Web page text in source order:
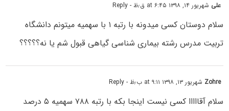
علی شهریور ۱۴, ۱۳۹۸ at ۶:۴۵ ق٫ظ - Reply
سلام دوستان کسی میدونه با رتبه ۱ با سهمیه میتونم دانشگاه
تربیت مدرس رشته بیماری شناسی گیاهی قبول شم یا نه؟؟؟؟؟
Zohre شهریور ۱۳, ۱۳۹۸ at ۹:۱۱ ب٫ظ - Reply
سلام آقااااا کسی نیست اینجا بکه با رتبه ۷۸۸ سهمیه ۵ درصد